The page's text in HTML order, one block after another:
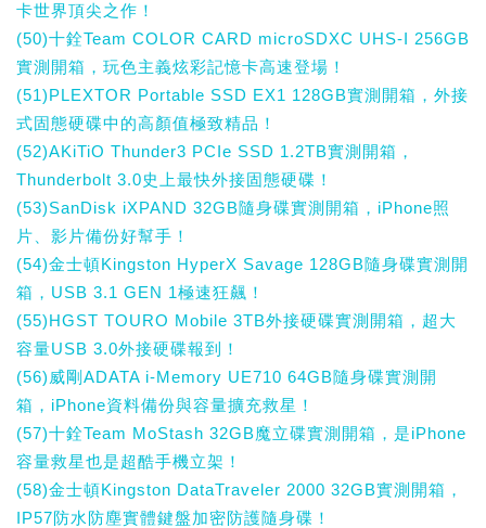
卡世界頂尖之作！
(50)十銓Team COLOR CARD microSDXC UHS-I 256GB
實測開箱，玩色主義炫彩記憶卡高速登場！
(51)PLEXTOR Portable SSD EX1 128GB實測開箱，外接
式固態硬碟中的高顏值極致精品！
(52)AKiTiO Thunder3 PCIe SSD 1.2TB實測開箱，
Thunderbolt 3.0史上最快外接固態硬碟！
(53)SanDisk iXPAND 32GB隨身碟實測開箱，iPhone照
片、影片備份好幫手！
(54)金士頓Kingston HyperX Savage 128GB隨身碟實測開
箱，USB 3.1 GEN 1極速狂飆！
(55)HGST TOURO Mobile 3TB外接硬碟實測開箱，超大
容量USB 3.0外接硬碟報到！
(56)威剛ADATA i-Memory UE710 64GB隨身碟實測開
箱，iPhone資料備份與容量擴充救星！
(57)十銓Team MoStash 32GB魔立碟實測開箱，是iPhone
容量救星也是超酷手機立架！
(58)金士頓Kingston DataTraveler 2000 32GB實測開箱，
IP57防水防塵實體鍵盤加密防護隨身碟！